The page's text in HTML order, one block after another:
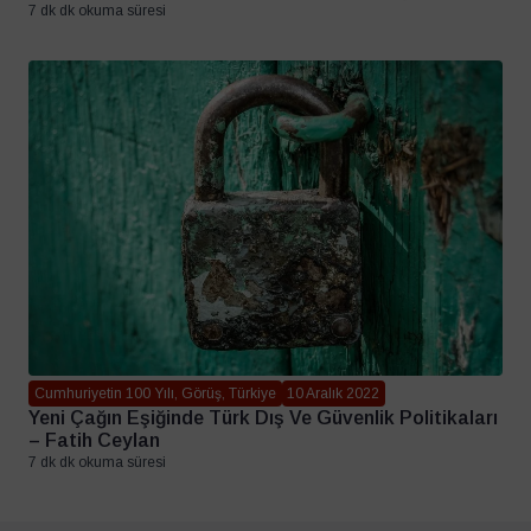
7 dk dk okuma süresi
Cumhuriyetin 100 Yılı, Görüş, Türkiye 10 Aralık 2022
Yeni Çağın Eşiğinde Türk Dış Ve Güvenlik Politikaları
– Fatih Ceylan
7 dk dk okuma süresi